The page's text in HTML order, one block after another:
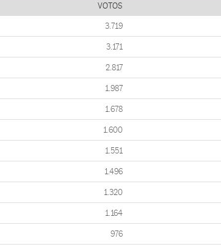
VOTOS
3.719
3.171
2.817
1.987
1.678
1.600
1.551
1.496
1.320
1.164
976